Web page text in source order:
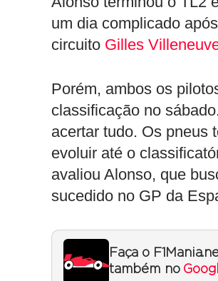
um dia complicado
circuito Gilles
Porém, ambos os
classificação no
acertar tudo. Os pneus
evoluir até o
avaliou Alonso, que
sucedido no GP da
Faça o
também no